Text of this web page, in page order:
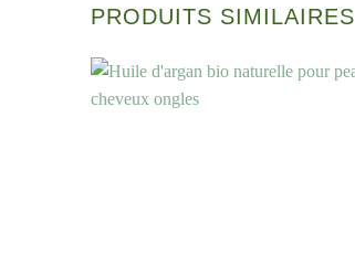
PRODUITS SIMILAIRES